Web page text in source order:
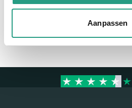
Aanpassen